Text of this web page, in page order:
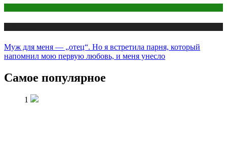
Муж для меня — „отец“. Но я встретила парня, который
напомнил мою первую любовь, и меня унесло
Самое популярное
1